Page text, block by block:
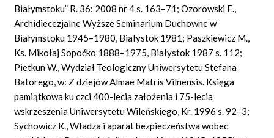
Białymstoku” R. 36: 2008 nr 4 s. 163–71; Ozorowski E.,
Archidiecezjalne Wyższe Seminarium Duchowne w
Białymstoku 1945–1980, Białystok 1981; Paszkiewicz M.,
Ks. Mikołaj Sopoćko 1888–1975, Białystok 1987 s. 112;
Pietkun W., Wydział Teologiczny Uniwersytetu Stefana
Batorego, w: Z dziejów Almae Matris Vilnensis. Księga
pamiątkowa ku czci 400-lecia założenia i 75-lecia
wskrzeszenia Uniwersytetu Wileńskiego, Kr. 1996 s. 92–3;
Sychowicz K., Władza i aparat bezpieczeństwa wobec